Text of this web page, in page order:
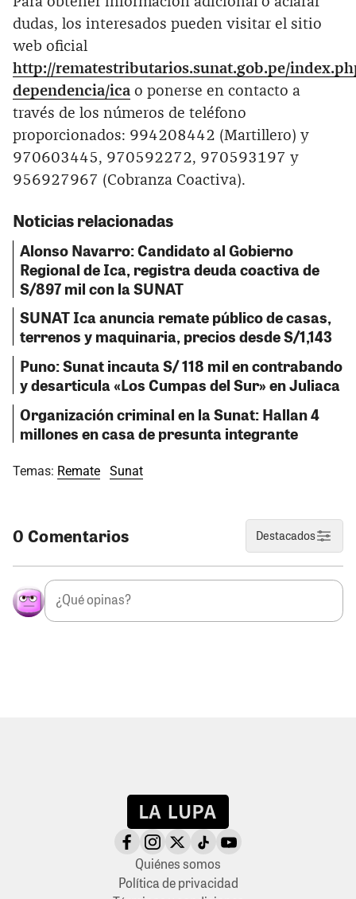
dudas, los interesados pueden visitar el sitio
web oficial
http://rematestributarios.sunat.gob.pe/
dependencia/ica o ponerse en contacto a
través de los números de teléfono
proporcionados: 994208442 (Martillero) y
970603445, 970592272, 970593197 y
956927967 (Cobranza Coactiva).
Noticias relacionadas
Alonso Navarro: Candidato al Gobierno
Regional de Ica, registra deuda coactiva de
S/897 mil con la SUNAT
SUNAT Ica anuncia remate público de casas,
terrenos y maquinaria, precios desde S/1,143
Puno: Sunat incauta S/ 118 mil en contrabando
y desarticula «Los Cumpas del Sur» en Juliaca
Organización criminal en la Sunat: Hallan 4
millones en casa de presunta integrante
Temas: Remate Sunat
0 Comentarios Destacados
Quiénes somos
Política de privacidad